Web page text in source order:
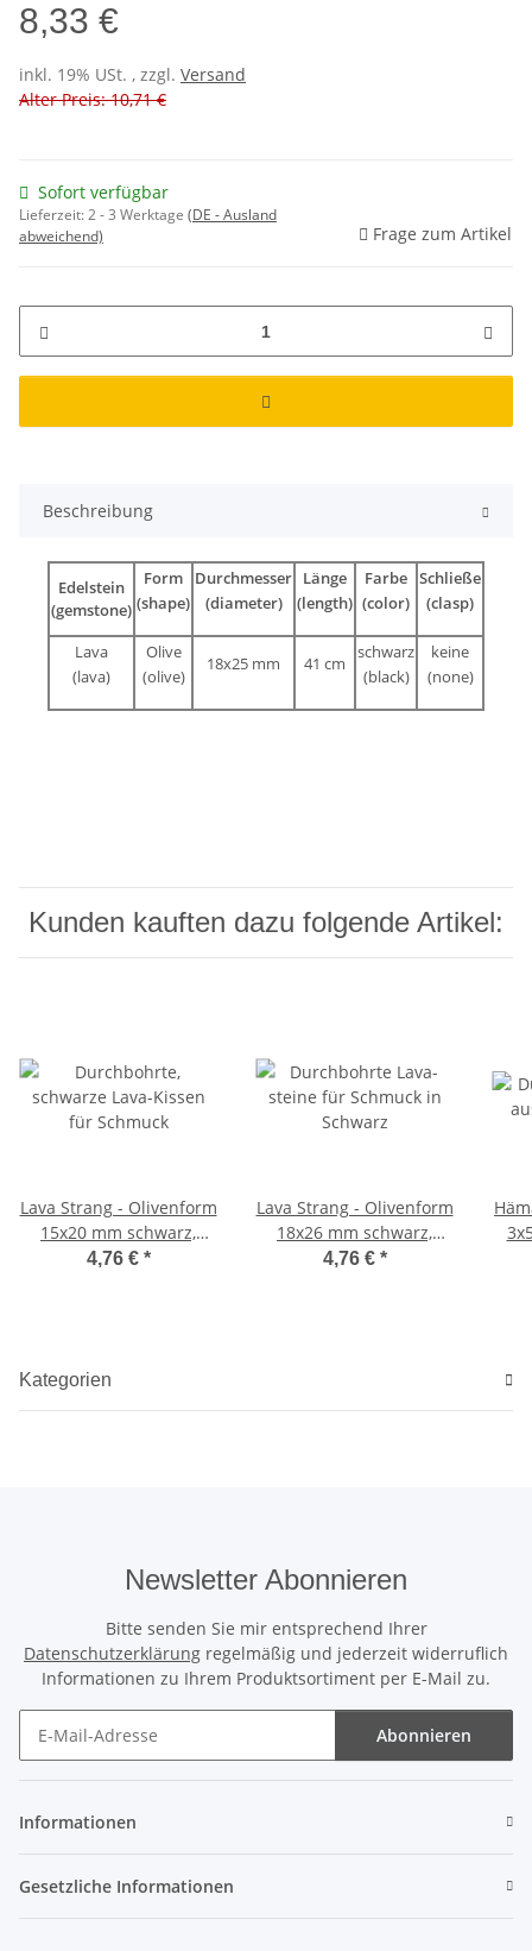
8,33 €
inkl. 19% USt. , zzgl. Versand
Alter Preis: 10,71 €
Sofort verfügbar
Lieferzeit:2 - 3 Werktage (DE - Ausland
abweichend)
Frage zum Artikel
Beschreibung
Edelstein
(gemstone)
Form
(shape)
Durchmesser
(diameter)
Länge
(length)
Farbe
(color)
Schließe
(clasp)
Lava
(lava)
Olive
(olive)
18x25 mm 41 cm
schwarz
(black)
keine
(none)
Kunden kauften dazu folgende Artikel:
Lava Strang - Olivenform
15x20 mm schwarz,
Länge 40 cm /5082
4,76 € *
Lava Strang - Olivenform
18x26 mm schwarz,
Länge 40,5 cm /5109
4,76 € *
Kategorien
Newsletter Abonnieren
Bitte senden Sie mir entsprechend Ihrer
Datenschutzerklärung regelmäßig und jederzeit widerruflich
Informationen zu Ihrem Produktsortiment per E-Mail zu.
Abonnieren
Informationen
Gesetzliche Informationen